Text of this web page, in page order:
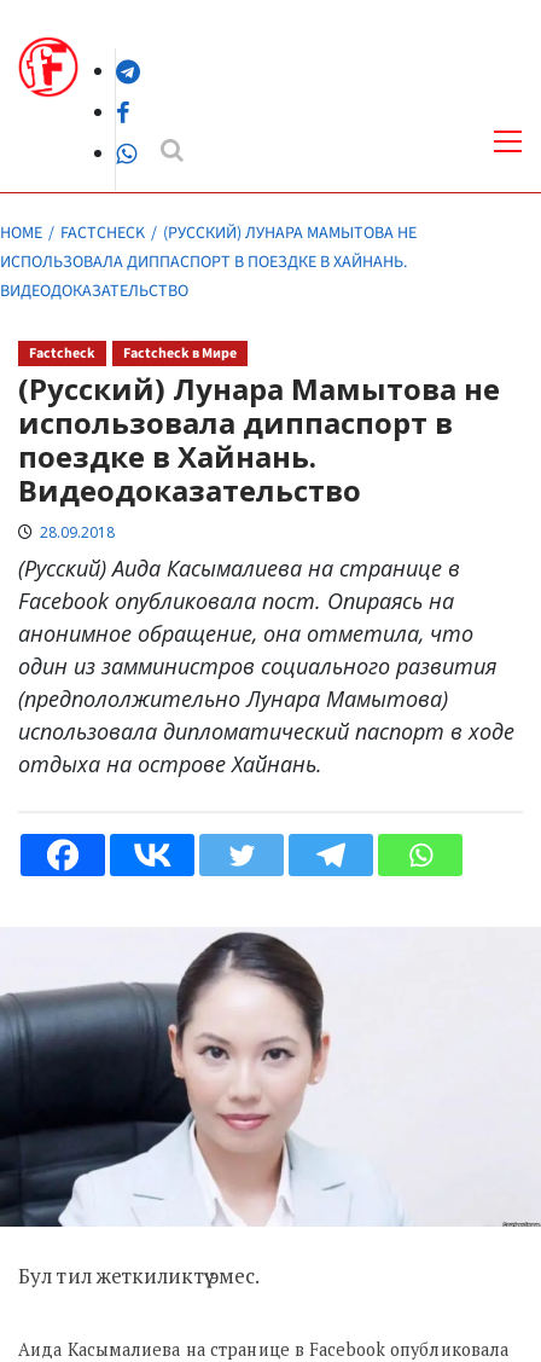
content
Telegram
Facebook
WhatsApp
HOME FACTCHECK
(РУССКИЙ) ЛУНАРА МАМЫТОВА НЕ
ИСПОЛЬЗОВАЛА ДИППАСПОРТ В ПОЕЗДКЕ В ХАЙНАНЬ.
ВИДЕОДОКАЗАТЕЛЬСТВО
Factcheck Factcheck в Мире
(Русский) Лунара Мамытова не
использовала диппаспорт в
поездке в Хайнань.
Видеодоказательство
28.09.2018
(Русский) Аида Касымалиева на странице в
Facebook опубликовала пост. Опираясь на
анонимное обращение, она отметила, что
один из замминистров социального развития
(предпололжительно Лунара Мамытова)
использовала дипломатический паспорт в ходе
отдыха на острове Хайнань.
Бул тил жеткиликтүү эмес.
Аида Касымалиева на странице в Facebook опубликовала